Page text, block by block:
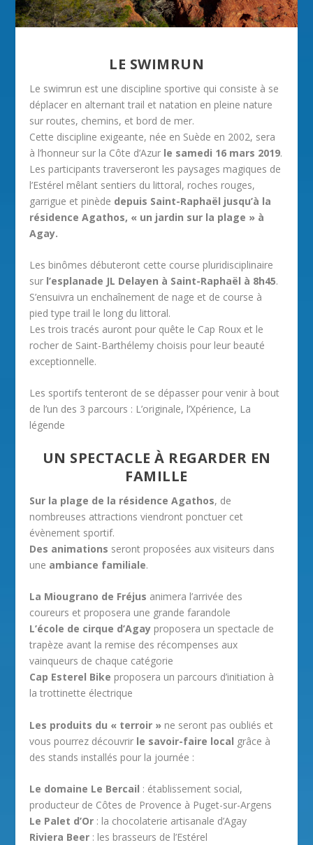
LE SWIMRUN
Le swimrun est une discipline sportive qui consiste à se
déplacer en alternant trail et natation en pleine nature
sur routes, chemins, et bord de mer.
Cette discipline exigeante, née en Suède en 2002, sera
à l’honneur sur la Côte d’Azur le samedi 16 mars 2019.
Les participants traverseront les paysages magiques de
l’Estérel mêlant sentiers du littoral, roches rouges,
garrigue et pinède depuis Saint-Raphaël jusqu’à la
résidence Agathos, « un jardin sur la plage » à
Agay.
Les binômes débuteront cette course pluridisciplinaire
sur l’esplanade JL Delayen à Saint-Raphaël à 8h45.
S’ensuivra un enchaînement de nage et de course à
pied type trail le long du littoral.
Les trois tracés auront pour quête le Cap Roux et le
rocher de Saint-Barthélemy choisis pour leur beauté
exceptionnelle.
Les sportifs tenteront de se dépasser pour venir à bout
de l’un des 3 parcours : L’originale, l’Xpérience, La
légende
UN SPECTACLE À REGARDER EN
FAMILLE
Sur la plage de la résidence Agathos, de
nombreuses attractions viendront ponctuer cet
évènement sportif.
Des animations seront proposées aux visiteurs dans
une ambiance familiale.
La Miougrano de Fréjus animera l’arrivée des
coureurs et proposera une grande farandole
L’école de cirque d’Agay proposera un spectacle de
trapèze avant la remise des récompenses aux
vainqueurs de chaque catégorie
Cap Esterel Bike proposera un parcours d’initiation à
la trottinette électrique
Les produits du « terroir » ne seront pas oubliés et
vous pourrez découvrir le savoir-faire local grâce à
des stands installés pour la journée :
Le domaine Le Bercail : établissement social,
producteur de Côtes de Provence à Puget-sur-Argens
Le Palet d’Or : la chocolaterie artisanale d’Agay
Riviera Beer : les brasseurs de l’Estérel